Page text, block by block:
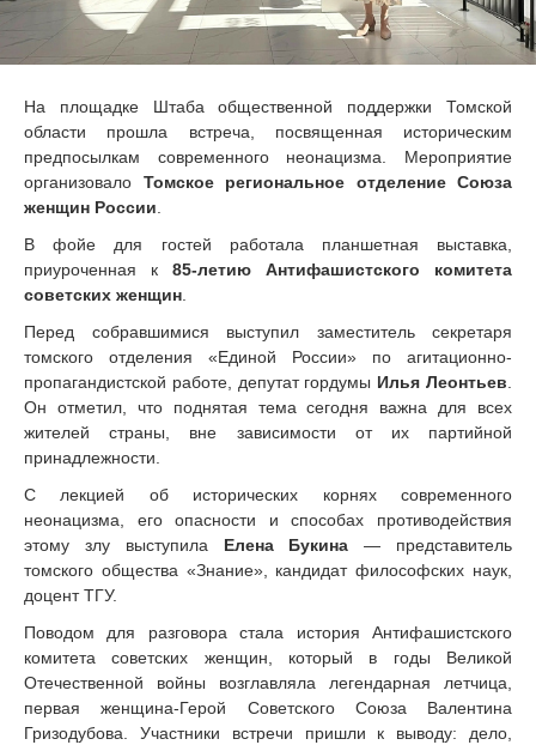
На площадке Штаба общественной поддержки Томской
области прошла встреча, посвященная историческим
предпосылкам современного неонацизма. Мероприятие
организовало Томское региональное отделение Союза
женщин России.
В фойе для гостей работала планшетная выставка,
приуроченная к 85-летию Антифашистского комитета
советских женщин.
Перед собравшимися выступил заместитель секретаря
томского отделения «Единой России» по агитационно-
пропагандистской работе, депутат гордумы Илья Леонтьев.
Он отметил, что поднятая тема сегодня важна для всех
жителей страны, вне зависимости от их партийной
принадлежности.
С лекцией об исторических корнях современного
неонацизма, егоопасности и способах противодействия
этому злу выступила Елена Букина — представитель
томского общества «Знание», кандидат философских наук,
доцент ТГУ.
Поводом для разговора стала история Антифашистского
комитета советских женщин, который в годы Великой
Отечественной войны возглавляла легендарная летчица,
первая женщина-Герой Советского Союза Валентина
Гризодубова. Участники встречи пришли к выводу: дело,